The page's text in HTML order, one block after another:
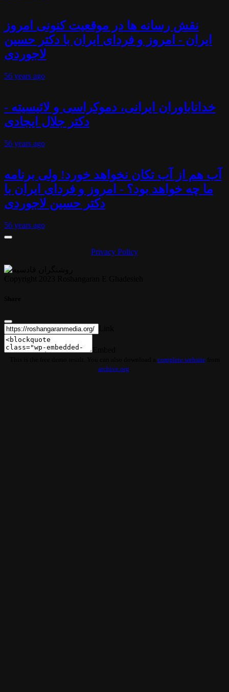
نقش رسانه ها در موقعیت کنونی امروز
ایران - امروز و فردای ایران با دکتر حسین
لاجوردی
56 years ago
خداناباوران ایرانی، دموکراسی و لائیسیته -
دکتر جلال ایجادی
56 years ago
آب هم از آب تکان نخواهد خورد! ولی برنامه
ما چه خواهد بود؟ - امروز و فردای ایران با
دکتر حسین لاجوردی
56 years ago
Privacy Policy
complete websitefrom
archive.org